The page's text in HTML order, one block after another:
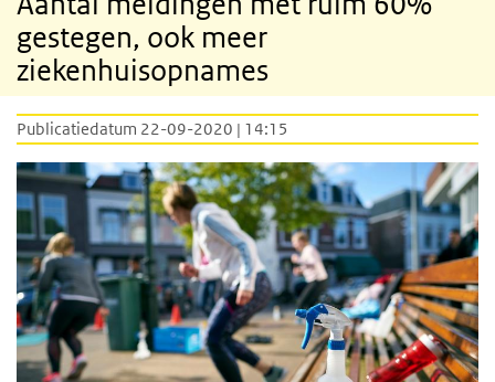
gestegen, ook meer
ziekenhuisopnames
Publicatiedatum 22-09-2020 | 14:15